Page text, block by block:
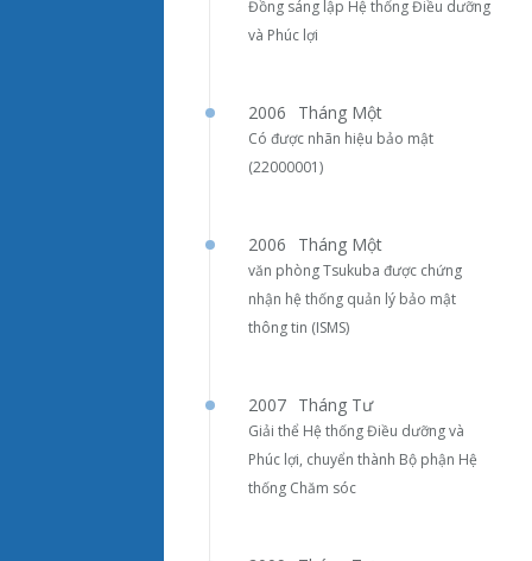
Đồng sáng lập Hệ thống Điều dưỡng
và Phúc lợi
2006 Tháng Một
Có được nhãn hiệu bảo mật
(22000001)
2006 Tháng Một
văn phòng Tsukuba được chứng
nhận hệ thống quản lý bảo mật
thông tin (ISMS)
2007 Tháng Tư
Giải thể Hệ thống Điều dưỡng và
Phúc lợi, chuyển thành Bộ phận Hệ
thống Chăm sóc